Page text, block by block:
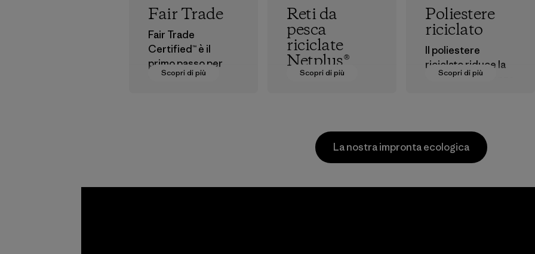
Scopri di più
Fair Trade
Fair Trade
Certified™ è il
primo passo per
pagare salari
Scopri di più
Reti da
pesca
riciclate
Netplus®
Il materiale
riciclate e
dismesse, raccolte
dalle comunità di
Scopri di più
Poliestere
riciclato
Il poliestere
riciclato riduce la
nostra dipendenza
Materiali
La nostra impronta ecologica